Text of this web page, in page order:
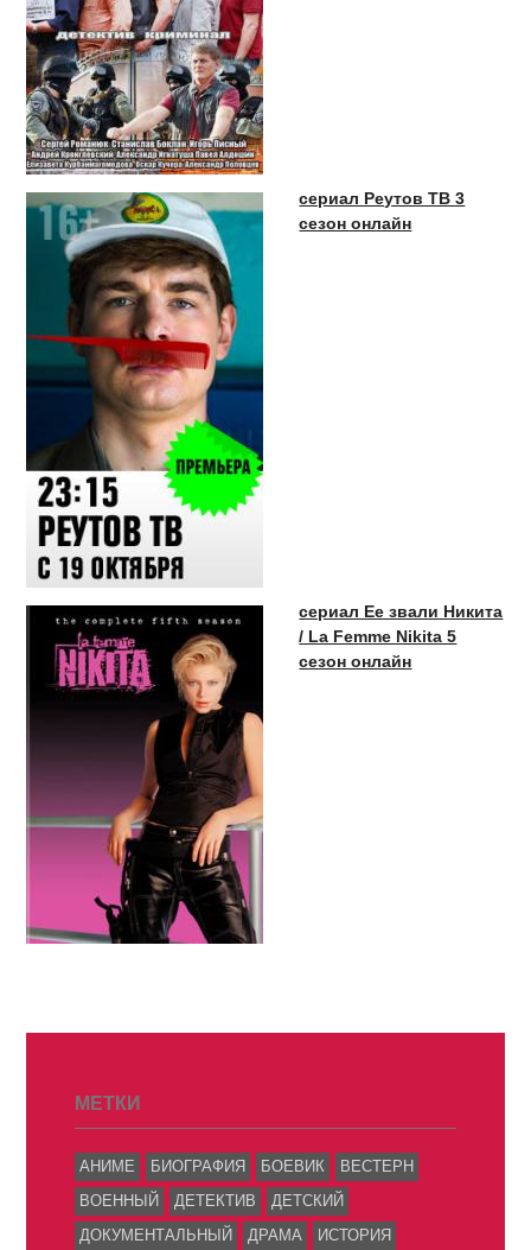
сериал Реутов ТВ 3
сезон онлайн
сериал Ее звали Никита
/ La Femme Nikita 5
сезон онлайн
МЕТКИ
АНИМЕ БИОГРАФИЯ БОЕВИК
ВЕСТЕРН
ВОЕННЫЙ
ДЕТЕКТИВ
ДЕТСКИЙ
ДОКУМЕНТАЛЬНЫЙ
ДРАМА ИСТОРИЯ